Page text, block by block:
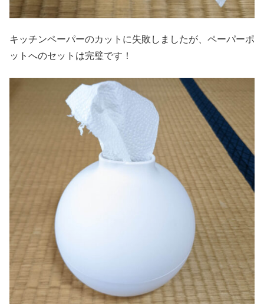
キッチンペーパーのカットに失敗しましたが、ペーパーポ
ットへのセットは完璧です！